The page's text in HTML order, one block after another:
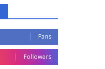
Fans
Followers